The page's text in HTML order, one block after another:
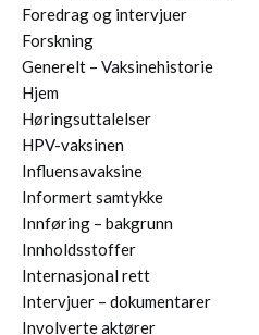
Foredrag og intervjuer
Forskning
Generelt – Vaksinehistorie
Hjem
Høringsuttalelser
HPV-vaksinen
Influensavaksine
Informert samtykke
Innføring – bakgrunn
Innholdsstoffer
Internasjonal rett
Intervjuer – dokumentarer
Involverte aktører